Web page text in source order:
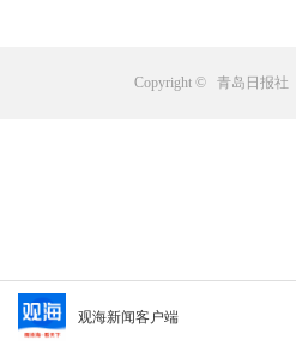
观海新闻客户端
来说两句吧...
Copyright © 青岛日报社